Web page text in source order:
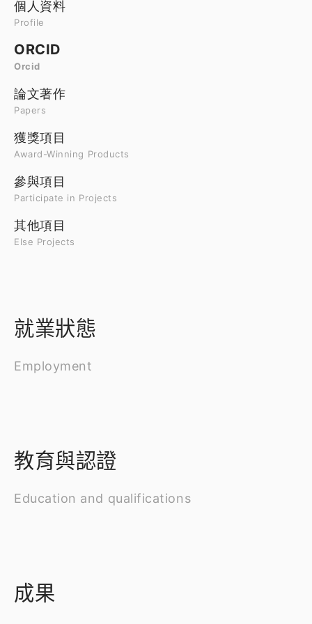
個人資料
Profile
ORCID
Orcid
論文著作
Papers
獲獎項目
Award-Winning Products
參與項目
Participate in Projects
其他項目
Else Projects
就業狀態
Employment
教育與認證
Education and qualifications
成果